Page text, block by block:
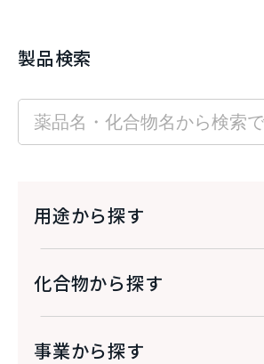
製品検索
用途から探す
化合物から探す
事業から探す